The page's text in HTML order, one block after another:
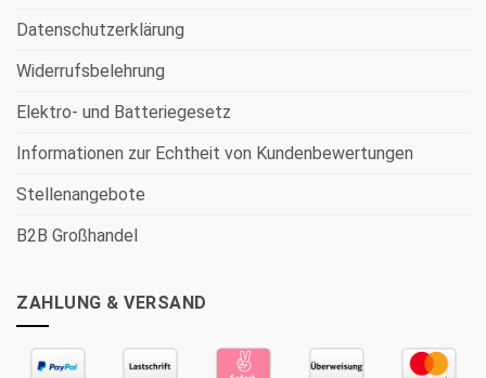
Datenschutzerklärung
Widerrufsbelehrung
Elektro- und Batteriegesetz
Informationen zur Echtheit von Kundenbewertungen
Stellenangebote
B2B Großhandel
ZAHLUNG & VERSAND